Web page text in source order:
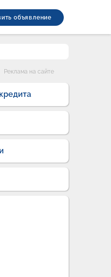
объявление
Реклама на сайте